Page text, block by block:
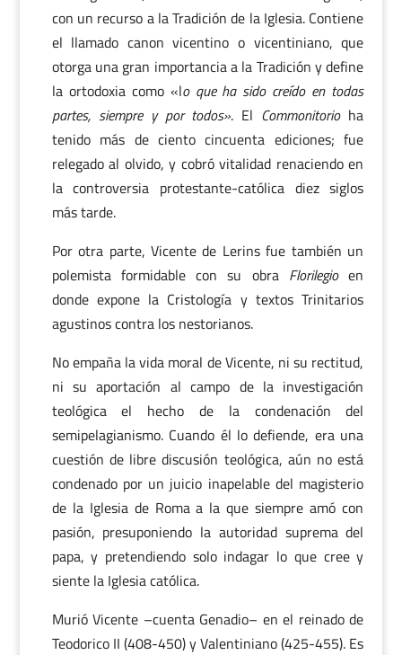
con un recurso a la Tradición de la Iglesia. Contiene
el llamado canon vicentino o vicentiniano, que
otorga una gran importancia a la Tradición y define
la ortodoxia como «lo que ha sido creído en todas
partes, siempre y por todos». El Commonitorioha
tenido más de ciento cincuenta ediciones; fue
relegado al olvido, y cobró vitalidad renaciendo en
la controversia protestante-católica diez siglos
más tarde.
Por otra parte, Vicente de Lerins fue también un
polemista formidable con su obra Florilegioen
donde expone la Cristología y textos Trinitarios
agustinos contra los nestorianos.
No empaña la vida moral de Vicente, ni su rectitud,
ni su aportación al campo de la investigación
teológica el hecho de la condenación del
semipelagianismo. Cuando él lo defiende, era una
cuestión de libre discusión teológica, aún no está
condenado por un juicio inapelable del magisterio
de la Iglesia de Roma a la que siempre amó con
pasión, presuponiendo la autoridad suprema del
papa, y pretendiendo solo indagar lo que cree y
siente la Iglesia católica.
Murió Vicente –cuenta Genadio– en el reinado de
Teodorico II (408-450) y Valentiniano (425-455). Es